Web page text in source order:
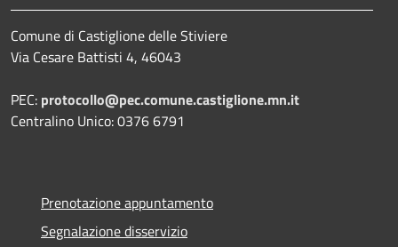
Comune di Castiglione delle Stiviere
Via Cesare Battisti 4, 46043
PEC: protocollo@pec.comune.castiglione.mn.it
Centralino Unico: 0376 6791
Prenotazione appuntamento
Segnalazione disservizio